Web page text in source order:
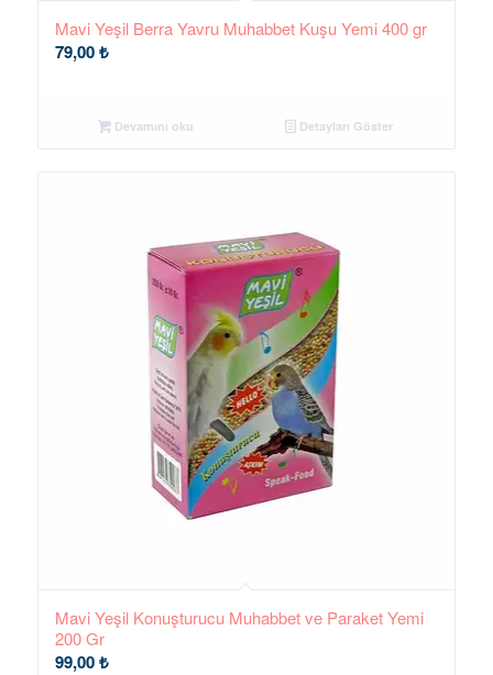
Mavi Yeşil Berra Yavru Muhabbet Kuşu Yemi 400 gr
79,00₺
Devamını oku Detayları Göster
Mavi Yeşil Konuşturucu Muhabbet ve Paraket Yemi
200 Gr
99,00₺